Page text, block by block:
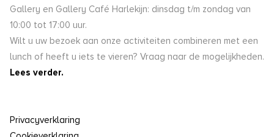
Gallery en Gallery Café Harlekijn: dinsdag t/m zondag van
10:00 tot 17:00 uur.
Wilt u uw bezoek aan onze activiteiten combineren met een
lunch of heeft u iets te vieren? Vraag naar de mogelijkheden.
Lees verder.
Privacyverklaring